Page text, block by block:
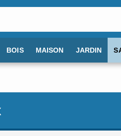
BOIS MAISON JARDIN